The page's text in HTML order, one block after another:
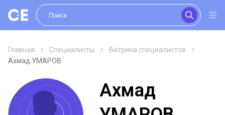
Главная Специалисты
Витрина специалистов
Ахмад УМАРОВ
Ахмад